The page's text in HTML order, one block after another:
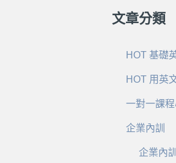
文章分類
HOT 基礎
HOT 用英
一對一課
企業內訓
企業內